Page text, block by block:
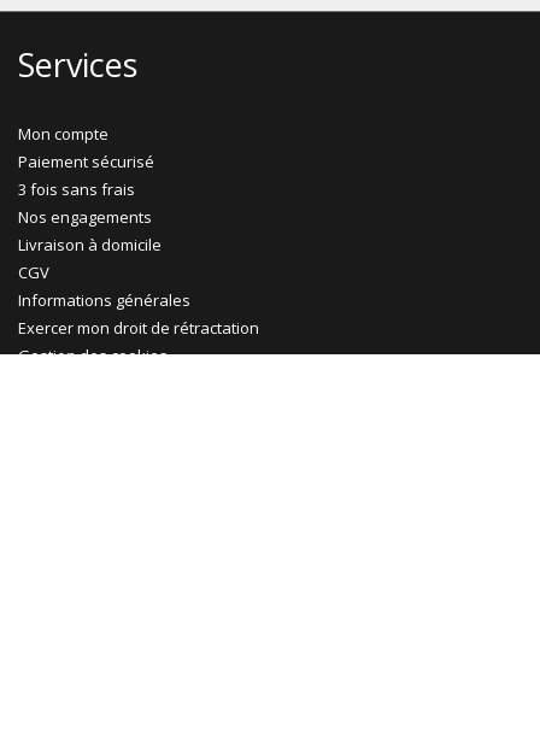
Services
Mon compte
Paiement sécurisé
3 fois sans frais
Nos engagements
Livraison à domicile
CGV
Informations générales
Exercer mon droit de rétractation
Gestion des cookies